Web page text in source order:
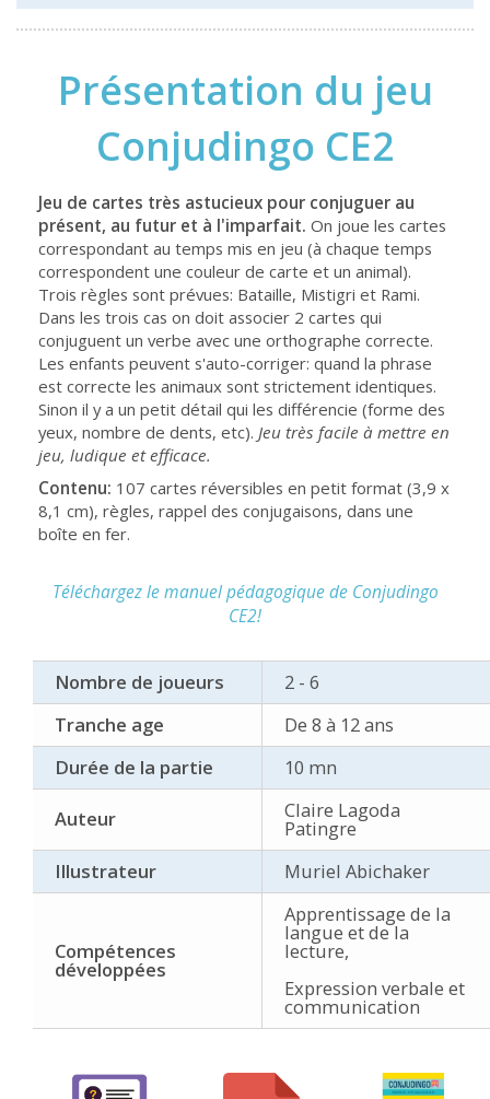
Présentation du jeu
Conjudingo CE2
Jeu de cartes très astucieux pour conjuguer au
présent, au futur et à l'imparfait. On joue les cartes
correspondant au temps mis en jeu (à chaque temps
correspondent une couleur de carte et un animal).
Trois règles sont prévues: Bataille, Mistigri et Rami.
Dans les trois cas on doit associer 2 cartes qui
conjuguent un verbe avec une orthographe correcte.
Les enfants peuvent s'auto-corriger: quand la phrase
est correcte les animaux sont strictement identiques.
Sinon il y a un petit détail qui les différencie (forme des
yeux, nombre de dents, etc). Jeu très facile à mettre en
jeu, ludique et efficace.
Contenu: 107 cartes réversibles en petit format (3,9 x
8,1 cm), règles, rappel des conjugaisons, dans une
boîte en fer.
Téléchargez le manuel pédagogique de Conjudingo
CE2!
Nombre de joueurs
2 - 6
Tranche age
De 8 à 12 ans
Durée de la partie
10 mn
Auteur Claire Lagoda
Patingre
Illustrateur
Muriel Abichaker
Compétences
développées
Apprentissage de la
langue et de la
lecture,
Expression verbale et
communication